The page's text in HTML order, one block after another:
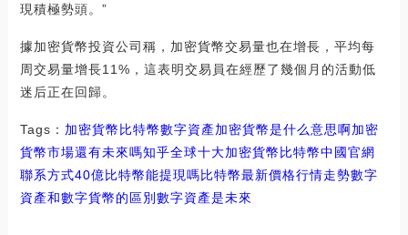
現積極勢頭。”
據加密貨幣投資公司稱，加密貨幣交易量也在增長，平均每
周交易量增長11%，這表明交易員在經歷了幾個月的活動低
迷后正在回歸。
Tags： 加密貨幣 比特幣數字資產加密貨幣是什么意思啊加密
貨幣市場還有未來嗎知乎全球十大加密貨幣比特幣中國官網
聯系方式40億比特幣能提現嗎比特幣最新價格行情走勢數字
資產和數字貨幣的區別 數字資產是未來